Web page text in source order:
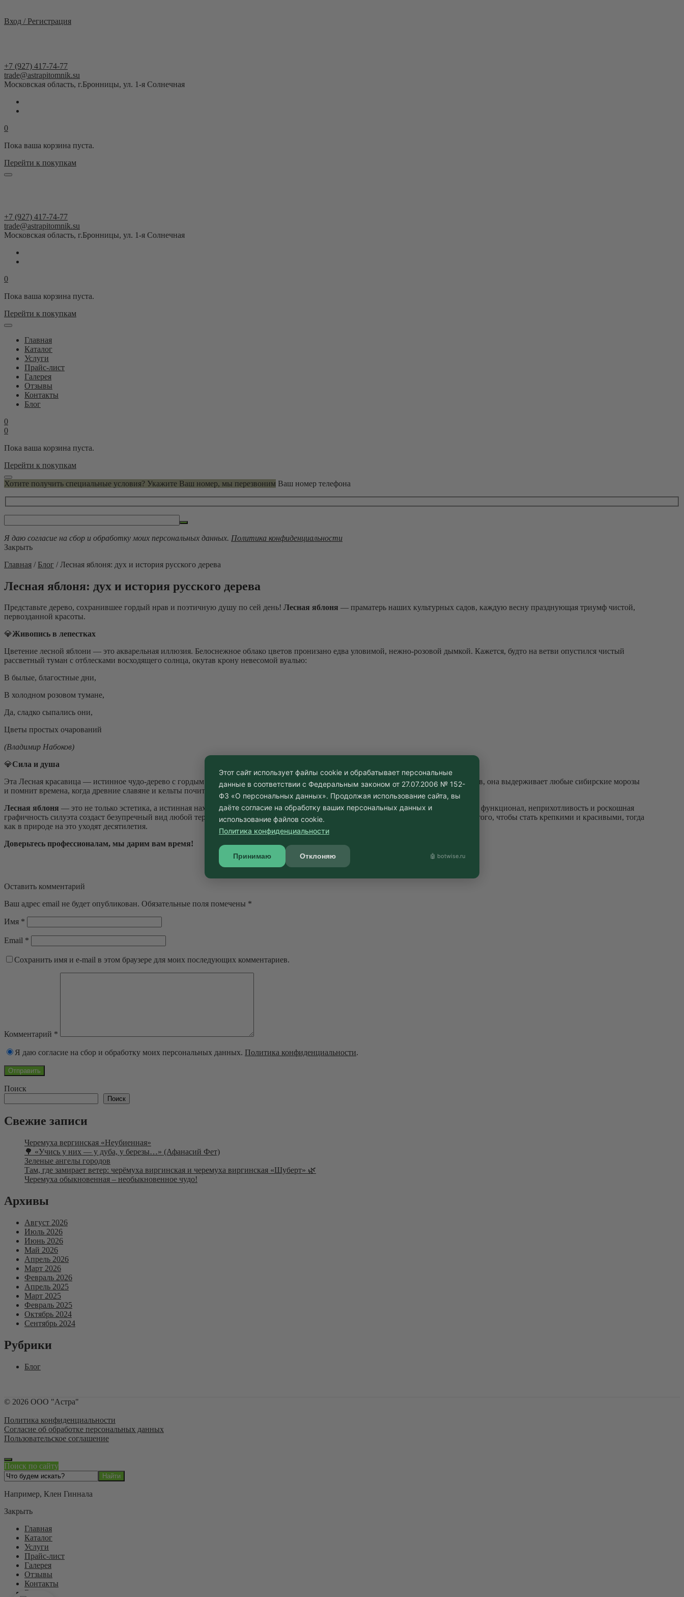
Вход / Регистрация
+7 (927) 417-74-77
trade@astrapitomnik.su
Московская область, г.Бронницы, ул. 1-я Солнечная
0
Пока ваша корзина пуста.
Перейти к покупкам
+7 (927) 417-74-77
trade@astrapitomnik.su
Московская область, г.Бронницы, ул. 1-я Солнечная
0
Пока ваша корзина пуста.
Перейти к покупкам
Главная
Каталог
Услуги
Прайс-лист
Галерея
Отзывы
Контакты
Блог
0
0
Пока ваша корзина пуста.
Перейти к покупкам
Хотите получить специальные условия? Укажите Ваш номер, мы перезвоним Ваш номер телефона
Я даю согласие на сбор и обработку моих персональных данных. Политика конфиденциальности
Закрыть
Главная / Блог /Лесная яблоня: дух и история русского дерева
Лесная яблоня: дух и история русского дерева
Представьте дерево, сохранившее гордый нрав и поэтичную душу по сей день! Лесная яблоня — праматерь наших культурных садов, каждую весну празднующая триумф чистой,
первозданной красоты.
💎Живопись в лепестках
Цветение лесной яблони — это акварельная иллюзия. Белоснежное облако цветов пронизано едва уловимой, нежно-розовой дымкой. Кажется, будто на ветви опустился чистый
рассветный туман с отблесками восходящего солнца, окутав крону невесомой вуалью:
В былые, благостные дни,
В холодном розовом тумане,
Да, сладко сыпались они,
Цветы простых очарований
(Владимир Набоков)
💎Сила и душа
Эта Лесная красавица — истинное чудо-дерево с гордым характером и двухвековой историей! Коренная жительница европейских лесов, она выдерживает любые сибирские морозы
и помнит времена, когда древние славяне и кельты почитали ее как священный мост к вечной молодости.
Лесная яблоня — это не только эстетика, а истинная находка для создания концепций с глубоким контекстом и сильным акцентом. Ее функционал, неприхотливость и роскошная
графичность силуэта создаст безупречный вид любой территории с первого дня посадки. В
яблони получают все для того, чтобы стать крепкими и красивыми, тогда
как в природе на это уходят десятилетия.
Доверьтесь профессионалам, мы дарим вам время!
Оставить комментарий
Ваш адрес email не будет опубликован. Обязательные поля помечены *
Имя *
Email *
Сохранить имя и e-mail в этом браузере для моих последующих комментариев.
Комментарий *
Я даю согласие на сбор и обработку моих персональных данных. Политика конфиденциальности.
Поиск
Поиск
Свежие записи
Черемуха вергинская «Неубиенная»
🌳 «Учись у них — у дуба, у березы…» (Афанасий Фет)
Зеленые ангелы городов
Там, где замирает ветер: черёмуха виргинская и черемуха виргинская «Шуберт» 🌿
Черемуха обыкновенная – необыкновенное чудо!
Архивы
Август 2026
Июль 2026
Июнь 2026
Май 2026
Апрель 2026
Март 2026
Февраль 2026
Апрель 2025
Март 2025
Февраль 2025
Октябрь 2024
Сентябрь 2024
Рубрики
Блог
© 2026 ООО "Астра"
Политика конфиденциальности
Согласие об обработке персональных данных
Пользовательское соглашение
Поиск по сайту
Например, Клен Гиннала
Закрыть
Главная
Каталог
Услуги
Прайс-лист
Галерея
Отзывы
Контакты
Блог
Этот сайт использует файлы cookie и обрабатывает персональные
данные в соответствии с Федеральным законом от 27.07.2006 № 152-
ФЗ «О персональных данных». Продолжая использование сайта, вы
даёте согласие на обработку ваших персональных данных и
использование файлов cookie.
Политика конфиденциальности
Принимаю Отклоняю 🤖 botwise.ru